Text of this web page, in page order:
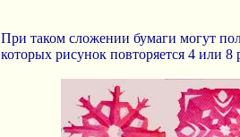
При таком сложении бумаги могут
которых рисунок повторяется 4 или 8